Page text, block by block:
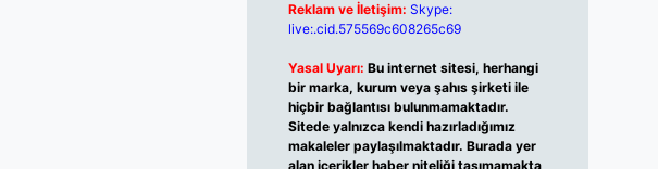
Reklam ve İletişim: Skype:
live:.cid.575569c608265c69
Yasal Uyarı: Bu internet sitesi, herhangi
bir marka, kurum veya şahıs şirketi ile
hiçbir bağlantısı bulunmamaktadır.
Sitede yalnızca kendi hazırladığımız
makaleler paylaşılmaktadır. Burada yer
alan içerikler haber niteliği taşımamakta